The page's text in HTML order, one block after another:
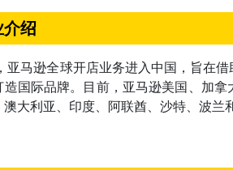
绍
亚马逊全球开店业务进入中国，旨在
国际品牌。目前，亚马逊美国、加
澳大利亚、印度、阿联酋、沙特、波兰